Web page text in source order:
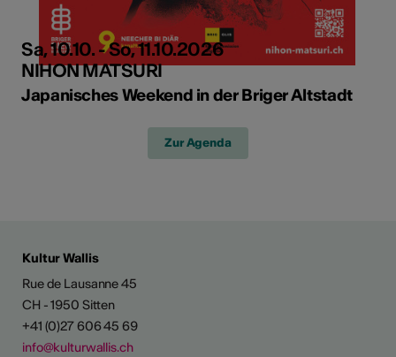
Sa, 10.10. - So, 11.10.2026
NIHON MATSURI
Japanisches Weekend in der Briger Altstadt
Zur Agenda
Kultur Wallis
Rue de Lausanne 45
CH - 1950 Sitten
+41 (0)27 606 45 69
info@kulturwallis.ch